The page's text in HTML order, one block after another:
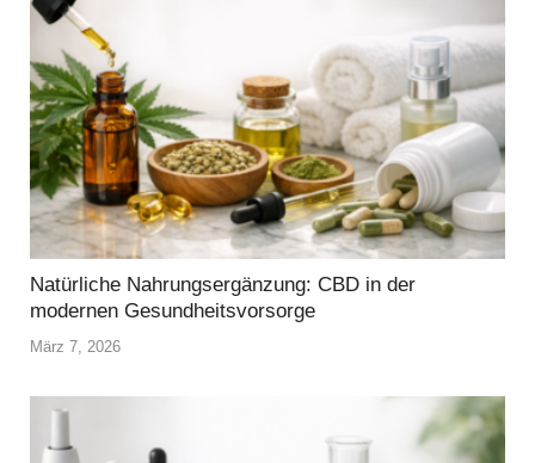
Natürliche Nahrungsergänzung: CBD in der
modernen Gesundheitsvorsorge
März 7, 2026